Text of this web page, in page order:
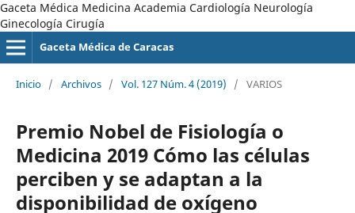
Gaceta Médica Medicina Academia Cardiología Neurología
Ginecología Cirugía
Gaceta Médica de Caracas
Inicio / Archivos / Vol. 127 Núm. 4 (2019) / VARIOS
Premio Nobel de Fisiología o
Medicina 2019 Cómo las células
perciben y se adaptan a la
disponibilidad de oxígeno